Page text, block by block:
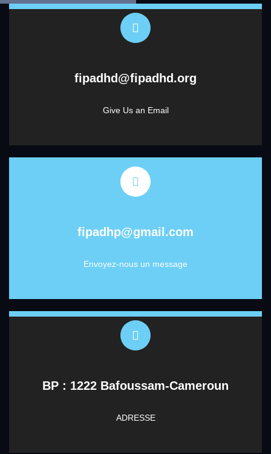
fipadhd@fipadhd.org
Give Us an Email
fipadhp@gmail.com
Envoyez-nous un message
BP : 1222 Bafoussam-Cameroun
ADRESSE